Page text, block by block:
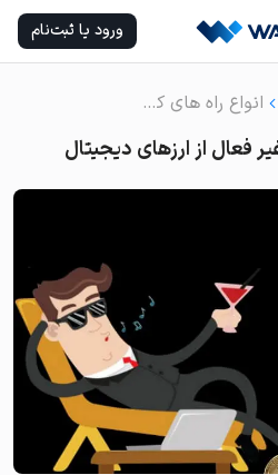
ورود یا ثبت‌نام
انواع راه های کسب درآمد غیر فعال از ارزهای دیجیتال
فعال از ارزهای دیجیتال